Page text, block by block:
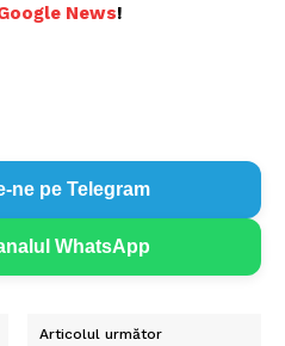
News!
ne pe Telegram
WhatsApp
Articolul următor